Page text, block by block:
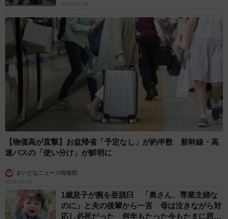
ちぃちゃんだけをたくさんかわいがってくれる里親さんと出会えれば…
（けだ・まもさん提供）
◇ ◇
「けだ・まも」は、東京都足立区を中心に、野良猫の不妊
去勢手術の推進（TNR活動）や地域猫活動のサポート、動
物の保護育成、保護動物の譲渡などに取り組むボランティ
ア団体です。ちぃちゃんに関する質問は、メールアドレス
（kedamamo2021@gmail.com）まで。
アメブロ「kedamamo12のブログ」
NPO法人けだ・まも さんTwitterアカウント
（@NPO86247662）
2026.08.06
【物価高が直撃】お盆帰省「予定なし」が約半数 新幹線・高
速バスの「使い分け」が鮮明に
まいどなニュース情報部
2026.08.06
1歳息子が腕を亜脱臼 「奥さん、専業主婦な
のに」と夫の後輩から一言 母は泣きながら対
応し必死だった 何年もたった今もたまに思い